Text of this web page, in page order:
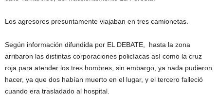
Los agresores presuntamente viajaban en tres camionetas.
Según información difundida por EL DEBATE, hasta la zona
arribaron las distintas corporaciones policíacas así como la cruz
roja para atender los tres hombres, sin embargo, ya nada pudieron
hacer, ya que dos habían muerto en el lugar, y el tercero falleció
cuando era trasladado al hospital.